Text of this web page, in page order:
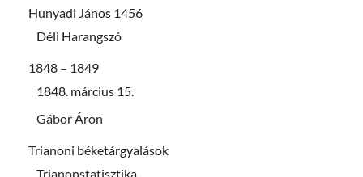
Hunyadi János 1456
Déli Harangszó
1848 – 1849
1848. március 15.
Gábor Áron
Trianoni béketárgyalások
Trianonstatisztika